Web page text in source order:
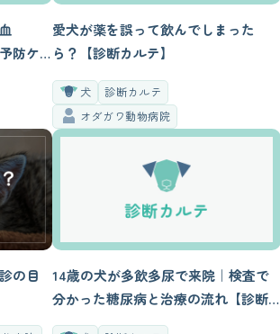
防ケ
愛犬が薬を誤って飲んでしまった
ら？【診断カルテ】
犬
診断カルテ
オダガワ動物病院
の目
14歳の犬が多飲多尿で来院｜検査で
分かった糖尿病と治療の流れ【診断
カルテ】